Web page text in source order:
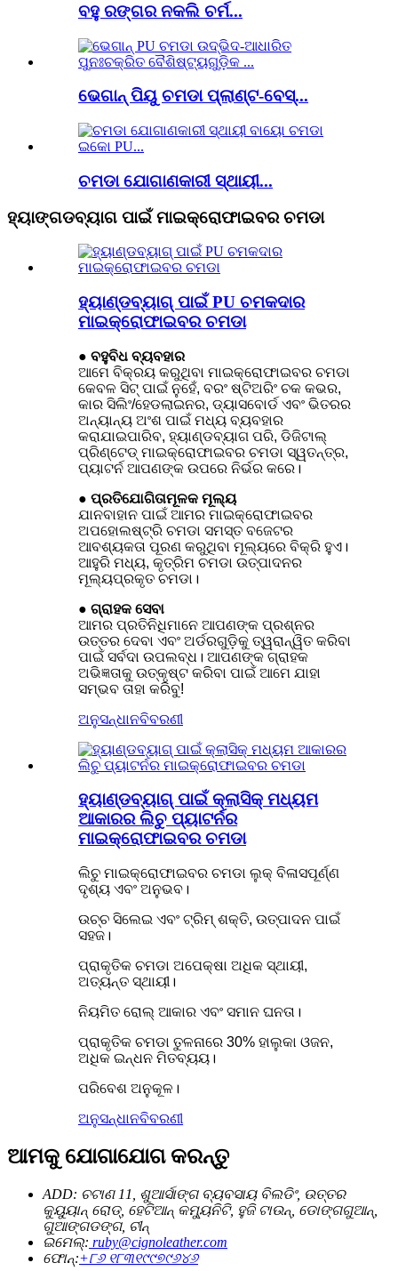
ବହୁ ରଙ୍ଗର ନକଲି ଚର୍ମ...
ଭେଗାନ୍ ପିୟୁ ଚମଡା ପ୍ଲାଣ୍ଟ-ବେସ୍...
ଚମଡା ଯୋଗାଣକାରୀ ସ୍ଥାୟୀ...
ହ୍ୟାଙ୍ଗଡବ୍ୟାଗ ପାଇଁ ମାଇକ୍ରୋଫାଇବର ଚମଡା
ହ୍ୟାଣ୍ଡବ୍ୟାଗ୍ ପାଇଁ PU ଚମକଦାର
ମାଇକ୍ରୋଫାଇବର ଚମଡା
● ବହୁବିଧ ବ୍ୟବହାର
ଆମେ ବିକ୍ରୟ କରୁଥିବା ମାଇକ୍ରୋଫାଇବର ଚମଡା
କେବଳ ସିଟ୍ ପାଇଁ ନୁହେଁ, ବରଂ ଷ୍ଟିଅରିଂ ଚକ କଭର,
କାର ସିଲିଂ/ହେଡଲାଇନର, ଡ୍ୟାସବୋର୍ଡ ଏବଂ ଭିତରର
ଅନ୍ୟାନ୍ୟ ଅଂଶ ପାଇଁ ମଧ୍ୟ ବ୍ୟବହାର
କରାଯାଇପାରିବ, ହ୍ୟାଣ୍ଡବ୍ୟାଗ ପରି, ଡିଜିଟାଲ୍
ପ୍ରିଣ୍ଟେଡ୍ ମାଇକ୍ରୋଫାଇବର ଚମଡା ସ୍ୱତନ୍ତ୍ର,
ପ୍ୟାଟର୍ନ ଆପଣଙ୍କ ଉପରେ ନିର୍ଭର କରେ।
● ପ୍ରତିଯୋଗିତାମୂଳକ ମୂଲ୍ୟ
ଯାନବାହାନ ପାଇଁ ଆମର ମାଇକ୍ରୋଫାଇବର
ଅପହୋଲଷ୍ଟ୍ରି ଚମଡା ସମସ୍ତ ବଜେଟର
ଆବଶ୍ୟକତା ପୂରଣ କରୁଥିବା ମୂଲ୍ୟରେ ବିକ୍ରି ହୁଏ।
ଆହୁରି ମଧ୍ୟ, କୃତ୍ରିମ ଚମଡା ଉତ୍ପାଦନର
ମୂଲ୍ୟପ୍ରକୃତ ଚମଡା।
● ଗ୍ରାହକ ସେବା
ଆମର ପ୍ରତିନିଧିମାନେ ଆପଣଙ୍କ ପ୍ରଶ୍ନର
ଉତ୍ତର ଦେବା ଏବଂ ଅର୍ଡରଗୁଡ଼ିକୁ ତ୍ୱରାନ୍ୱିତ କରିବା
ପାଇଁ ସର୍ବଦା ଉପଲବ୍ଧ। ଆପଣଙ୍କ ଗ୍ରାହକ
ଅଭିଜ୍ଞତାକୁ ଉତ୍କୃଷ୍ଟ କରିବା ପାଇଁ ଆମେ ଯାହା
ସମ୍ଭବ ତାହା କରିବୁ!
ଅନୁସନ୍ଧାନବିବରଣୀ
ହ୍ୟାଣ୍ଡବ୍ୟାଗ୍ ପାଇଁ କ୍ଲାସିକ୍ ମଧ୍ୟମ
ଆକାରର ଲିଚୁ ପ୍ୟାଟର୍ନର
ମାଇକ୍ରୋଫାଇବର ଚମଡା
ଲିଚୁ ମାଇକ୍ରୋଫାଇବର ଚମଡା ଲୁକ୍ ବିଳାସପୂର୍ଣ୍ଣ
ଦୃଶ୍ୟ ଏବଂ ଅନୁଭବ।
ଉଚ୍ଚ ସିଲେଇ ଏବଂ ଟ୍ରିମ୍ ଶକ୍ତି, ଉତ୍ପାଦନ ପାଇଁ
ସହଜ।
ପ୍ରାକୃତିକ ଚମଡା ଅପେକ୍ଷା ଅଧିକ ସ୍ଥାୟୀ,
ଅତ୍ୟନ୍ତ ସ୍ଥାୟୀ।
ନିୟମିତ ରୋଲ୍ ଆକାର ଏବଂ ସମାନ ଘନତା।
ପ୍ରାକୃତିକ ଚମଡା ତୁଳନାରେ 30% ହାଲୁକା ଓଜନ,
ଅଧିକ ଇନ୍ଧନ ମିତବ୍ୟୟ।
ପରିବେଶ ଅନୁକୂଳ।
ଅନୁସନ୍ଧାନବିବରଣୀ
ଆମକୁ ଯୋଗାଯୋଗ କରନ୍ତୁ
ADD: ଚଟାଣ 11, ଶୁଆର୍ସାଙ୍ଗ ବ୍ୟବସାୟ ବିଲଡିଂ, ଉତ୍ତର
କୁୟୁୟାନ୍ ରୋଡ୍, ହେଟିଆନ୍ କମ୍ୟୁନିଟି, ହୁଜି ଟାଉନ୍, ଡୋଙ୍ଗଗୁଆନ୍,
ଗୁଆଙ୍ଗଡଙ୍ଗ, ଚୀନ୍
ଇମେଲ୍: ruby@cignoleather.com
ଫୋନ୍:+୮୬ ୧୮୩୧୯୯୭୯୬୪୬